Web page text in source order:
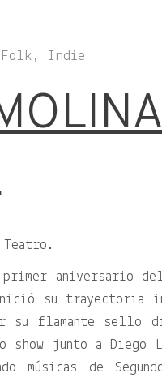
Indie
aniversario del
su trayectoria
flamante sello
show junto a Diego
músicas de